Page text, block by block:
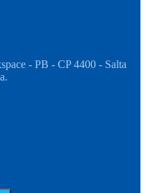
- PB - CP 4400 - Salta